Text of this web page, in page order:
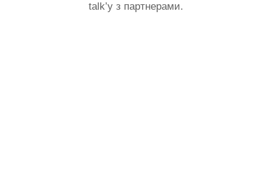
talk’у з партнерами.